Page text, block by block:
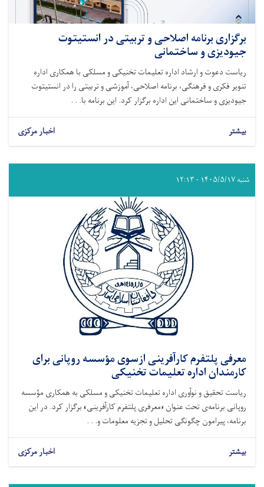
برگزاری برنامه اصلاحی و تربیتی در انستیتوت
جیودیزی و ساختمانی
ریاست دعوت و ارشاد اداره تعلیمات تخنیکی و مسلکی با همکاری اداره
تنویر فکری و فرهنگی، برنامه اصلاحی، آموزشی و تربیتی را در انستیتوت
جیودیزی و ساختمانی این اداره برگزار کرد. این برنامه با. . .
بیشتر اخبار مرکزی
شنبه ۱۴۰۵/۵/۱۷ - ۱۲:۱۳
معرفی پلتفرم کارآفرینی ازسوی مؤسسه روپانی برای
کارمندان اداره تعلیمات تخنیکی
ریاست تحقیق و نوآوری اداره تعلیمات تخنیکی و مسلکی به همکاری مؤسسه
روپانی برنامه‌ی تحت عنوان «معرفری پلتفرم کارآفرینی» برگزار کرد. در این
برنامه، پیرامون چگونگی تحلیل و تجزیه معلومات و. . .
بیشتر اخبار مرکزی